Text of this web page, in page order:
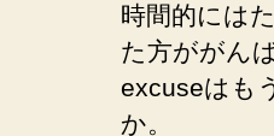
時間的には
た方ががん
excuseはも
か。